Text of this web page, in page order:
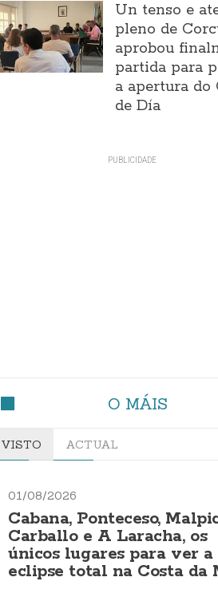
Un tenso e
pleno de
aprobou
partida para
a apertura do
de Día
O MÁIS
VISTO ACTUAL
01/08/2026
Cabana, Ponteceso,
Carballo e A Laracha, os
únicos lugares para ver a
eclipse total na Costa da